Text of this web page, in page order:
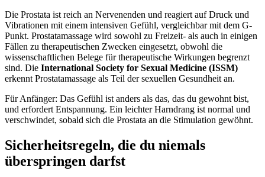
Die Prostata ist reich an Nervenenden und reagiert auf Druck und
Vibrationen mit einem intensiven Gefühl, vergleichbar mit dem G-
Punkt. Prostatamassage wird sowohl zu Freizeit- als auch in einigen
Fällen zu therapeutischen Zwecken eingesetzt, obwohl die
wissenschaftlichen Belege für therapeutische Wirkungen begrenzt
sind. Die International Society for Sexual Medicine (ISSM)
erkennt Prostatamassage als Teil der sexuellen Gesundheit an.
Für Anfänger: Das Gefühl ist anders als das, das du gewohnt bist,
und erfordert Entspannung. Ein leichter Harndrang ist normal und
verschwindet, sobald sich die Prostata an die Stimulation gewöhnt.
Sicherheitsregeln, die du niemals
überspringen darfst